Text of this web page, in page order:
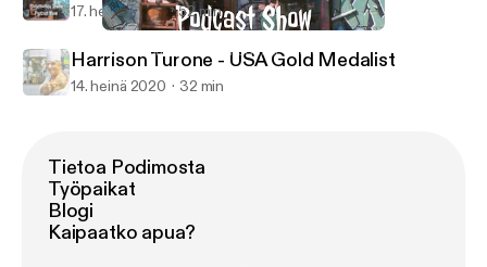
Stovemonkey Studio Podcast Show
17. heinä 2020 52 min
Harrison Turone - USA Gold Medalist
14. heinä 2020 32 min
Tietoa Podimosta
Työpaikat
Blogi
Kaipaatko apua?